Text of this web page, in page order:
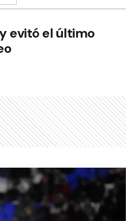
evitó el último